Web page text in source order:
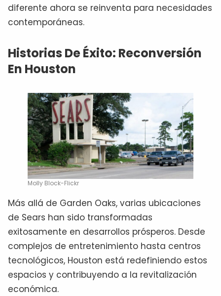
diferente ahora se reinventa para necesidades
contemporáneas.
Historias De Éxito: Reconversión
En Houston
Molly Block-Flickr
Más allá de Garden Oaks, varias ubicaciones
de Sears han sido transformadas
exitosamente en desarrollos prósperos. Desde
complejos de entretenimiento hasta centros
tecnológicos, Houston está redefiniendo estos
espacios y contribuyendo a la revitalización
económica.